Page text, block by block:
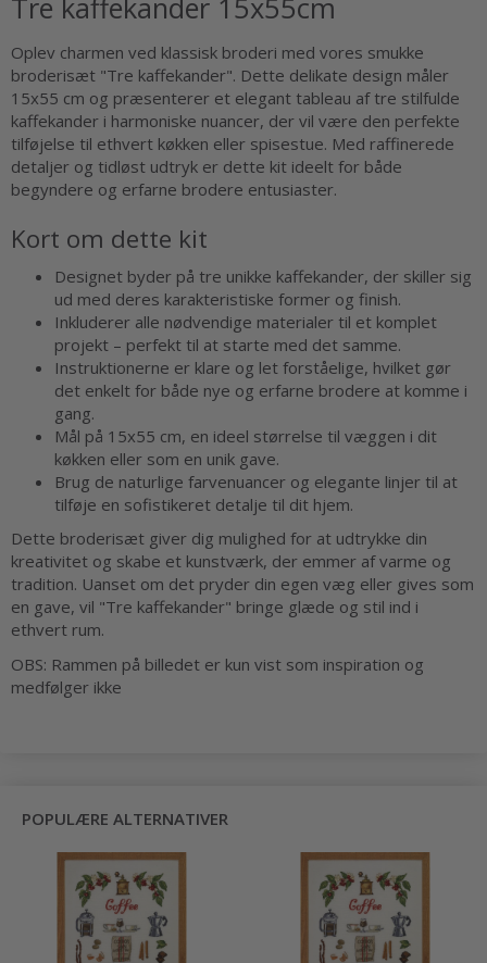
Tre kaffekander 15x55cm
Oplev charmen ved klassisk broderi med vores smukke
broderisæt "Tre kaffekander". Dette delikate design måler
15x55 cm og præsenterer et elegant tableau af tre stilfulde
kaffekander i harmoniske nuancer, der vil være den perfekte
tilføjelse til ethvert køkken eller spisestue. Med raffinerede
detaljer og tidløst udtryk er dette kit ideelt for både
begyndere og erfarne brodere entusiaster.
Kort om dette kit
Designet byder på tre unikke kaffekander, der skiller sig
ud med deres karakteristiske former og finish.
Inkluderer alle nødvendige materialer til et komplet
projekt – perfekt til at starte med det samme.
Instruktionerne er klare og let forståelige, hvilket gør
det enkelt for både nye og erfarne brodere at komme i
gang.
Mål på 15x55 cm, en ideel størrelse til væggen i dit
køkken eller som en unik gave.
Brug de naturlige farvenuancer og elegante linjer til at
tilføje en sofistikeret detalje til dit hjem.
Dette broderisæt giver dig mulighed for at udtrykke din
kreativitet og skabe et kunstværk, der emmer af varme og
tradition. Uanset om det pryder din egen væg eller gives som
en gave, vil "Tre kaffekander" bringe glæde og stil ind i
ethvert rum.
OBS: Rammen på billedet er kun vist som inspiration og
medfølger ikke
POPULÆRE ALTERNATIVER